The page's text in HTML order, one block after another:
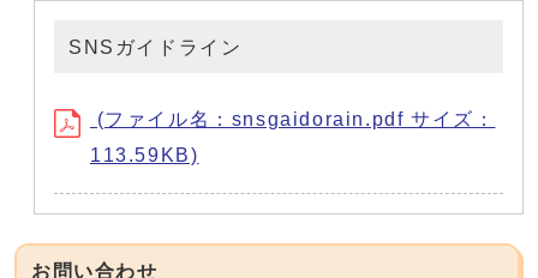
SNSガイドライン
(ファイル名：snsgaidorain.pdf サイズ：
113.59KB)
お問い合わせ